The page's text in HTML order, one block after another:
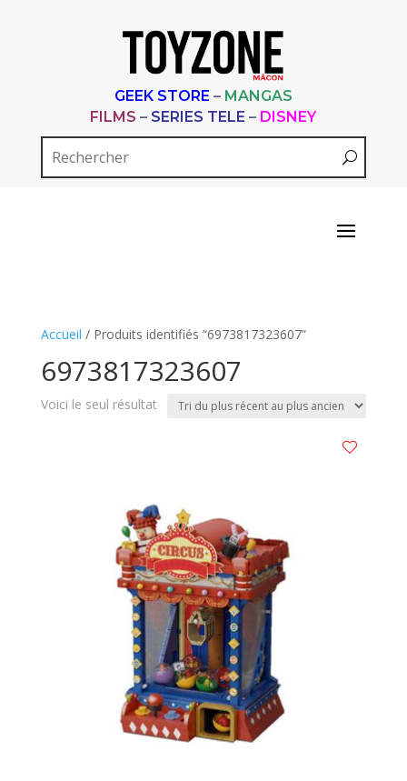
GEEK STORE – MANGAS
FILMS – SERIES TELE – DISNEY
Accueil / Produits identifiés “6973817323607”
6973817323607
Voici le seul résultat